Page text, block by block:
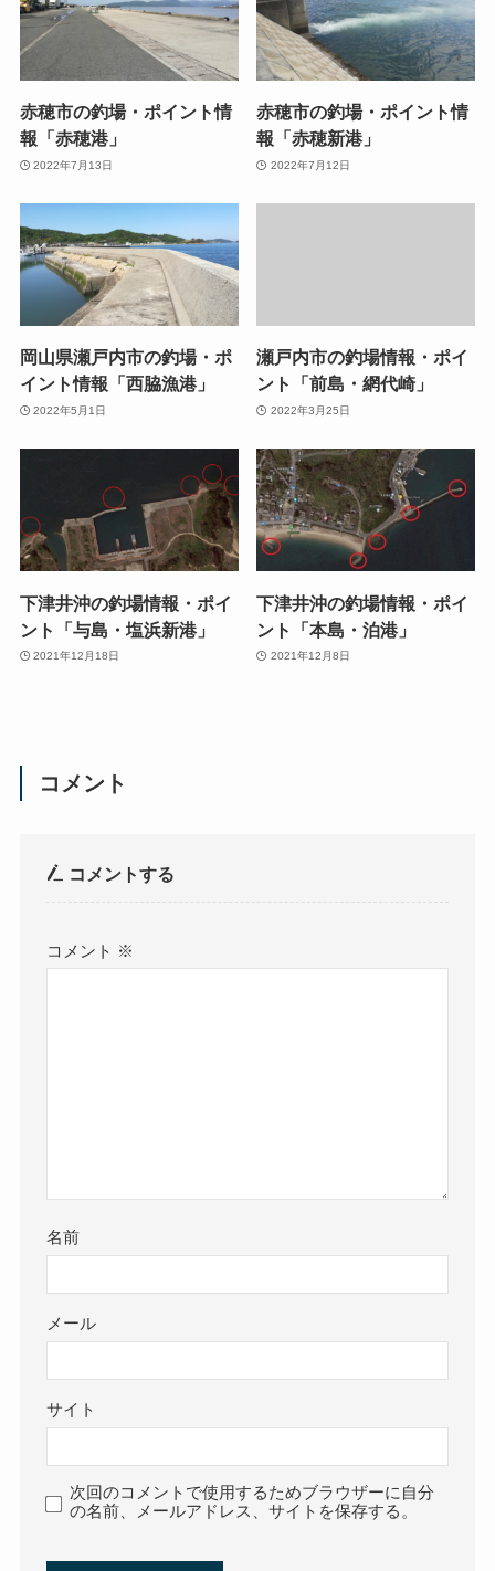
赤穂市の釣場・ポイント情
報「赤穂港」
2022年7月13日
赤穂市の釣場・ポイント情
報「赤穂新港」
2022年7月12日
岡山県瀬戸内市の釣場・ポ
イント情報「西脇漁港」
2022年5月1日
瀬戸内市の釣場情報・ポイ
ント「前島・網代崎」
2022年3月25日
下津井沖の釣場情報・ポイ
ント「与島・塩浜新港」
2021年12月18日
下津井沖の釣場情報・ポイ
ント「本島・泊港」
2021年12月8日
コメント
コメントする
コメント ※
名前
メール
サイト
次回のコメントで使用するためブラウザーに自分
の名前、メールアドレス、サイトを保存する。